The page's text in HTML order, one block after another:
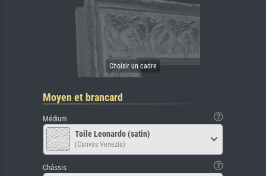
Moyen et brancard
Médium
Toile Leonardo (satin)
(Canvas Venezia)
Châssis